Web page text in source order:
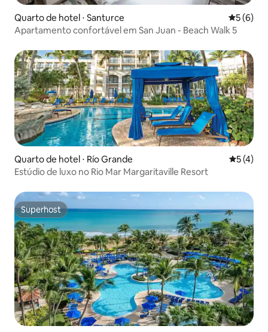
Quarto de hotel ⋅ Santurce 5 de
5 (6)
Apartamento confortável em San Juan - Beach Walk 5
Quarto de hotel ⋅ Río Grande 5 de
5 (4)
Estúdio de luxo no Rio Mar Margaritaville Resort
Superhost
Superhost